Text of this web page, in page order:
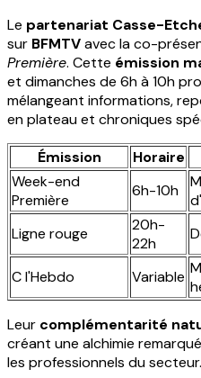
Le partenariat Casse-
sur BFMTVavec la co-
Première. Cette émission
et dimanches de 6h à 10h
mélangeant informations,
en plateau et chroniques
Émission
Horaire
Week-end
Première
6h-10h
Ligne rouge
20h-
22h
C l'Hebdo
Variable
Leur complémentarité
créant une alchimie
les professionnels du secteur.